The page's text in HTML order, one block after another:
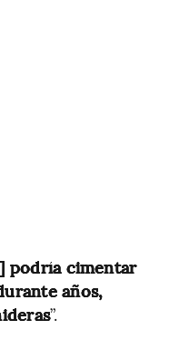
podría cimentar
años,
”.